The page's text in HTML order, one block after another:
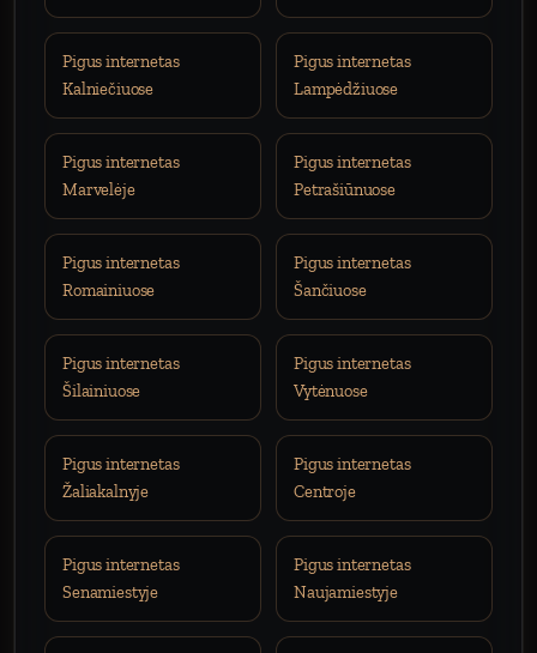
Pigus internetas
Kalniečiuose
Pigus internetas
Lampėdžiuose
Pigus internetas
Marvelėje
Pigus internetas
Petrašiūnuose
Pigus internetas
Romainiuose
Pigus internetas
Šančiuose
Pigus internetas
Šilainiuose
Pigus internetas
Vytėnuose
Pigus internetas
Žaliakalnyje
Pigus internetas
Centroje
Pigus internetas
Senamiestyje
Pigus internetas
Naujamiestyje